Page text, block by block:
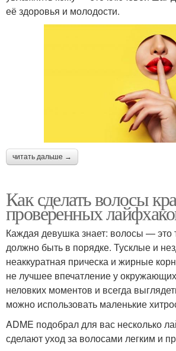
её здоровья и молодости.
читать дальше →
Как сделать волосы
проверенных
Каждая девушка знает: волосы — это
должно быть в порядке. Тусклые и
неаккуратная прическа и жирные
не лучшее впечатление у
неловких моментов и всегда
можно использовать маленькие
ADME подобрал для вас несколько
сделают уход за волосами легким и